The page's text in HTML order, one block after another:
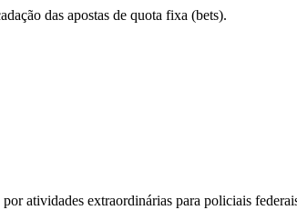
das apostas de quota fixa (bets).
atividades extraordinárias para policiais